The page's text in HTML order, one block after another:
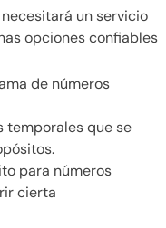
un servicio
opciones confiables
de números
temporales que se
para números
cierta